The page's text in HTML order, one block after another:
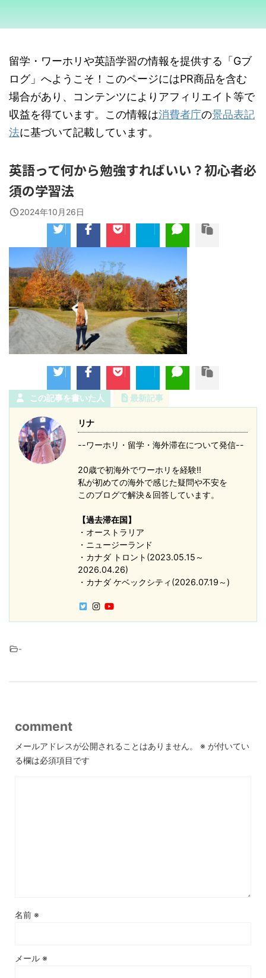
留学・ワーホリや英語学習の情報を提供する「Gブ
ログ」へようこそ！このページにはPR商品を含む
場合があり、コンテンツによりアフィリエイト等で
収益を得ています。この情報は消費者庁の景品表記
法に基づいて記載しています。
英語って何から勉強すればいい？初心者必
須の学習法
2024年10月26日
この記事を書いた人 最新記事
リナ
--ワーホリ・留学・海外滞在について発信--
20歳で初海外でワーホリを経験!!
私が初めての海外で感じた疑問や不安を
このブログで解決＆回答しています。
【過去滞在国】
・オーストラリア
・ニュージーランド
・カナダ トロント(2023.05.15～
2026.04.26)
・カナダ ケベックシティ(2026.07.19～)
-
comment
メールアドレスが公開されることはありません。 ※ が付いてい
る欄は必須項目です
名前 ※
メール ※